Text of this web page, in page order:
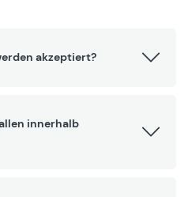
akzeptiert?
innerhalb